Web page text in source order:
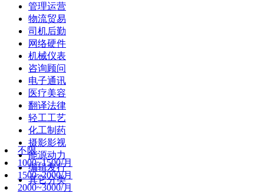
管理运营
物流贸易
司机后勤
网络硬件
机械仪表
咨询顾问
电子通讯
医疗美容
翻译法律
轻工工艺
化工制药
摄影影视
能源动力
编辑发行
其它分类
不限
1000~1500/月
1500~2000/月
2000~3000/月